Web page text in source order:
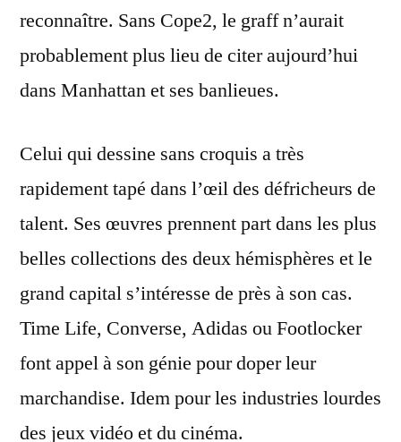
reconnaître. Sans Cope2, le graff n’aurait
probablement plus lieu de citer aujourd’hui
dans Manhattan et ses banlieues.
Celui qui dessine sans croquis a très
rapidement tapé dans l’œil des défricheurs de
talent. Ses œuvres prennent part dans les plus
belles collections des deux hémisphères et le
grand capital s’intéresse de près à son cas.
Time Life, Converse, Adidas ou Footlocker
font appel à son génie pour doper leur
marchandise. Idem pour les industries lourdes
des jeux vidéo et du cinéma.